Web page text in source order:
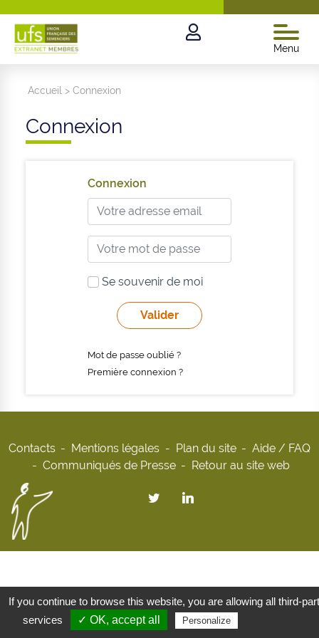
Menu
Accueil >Connexion
Connexion
Connexion
Se souvenir de moi
Mot de passe oublié ?
Première connexion ?
Contacts Mentions légales Plan du site
Aide / FAQ
Communiqués de Presse
Retour au site web
If you continue to browse this website, you are allowing all third-
services
✓ OK, accept all Personalize